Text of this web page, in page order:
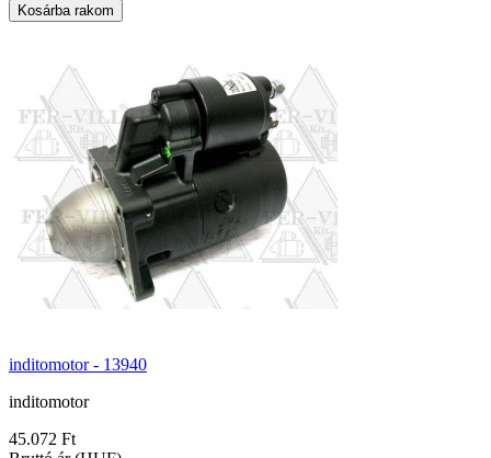
inditomotor - 13940
inditomotor
45.072 Ft